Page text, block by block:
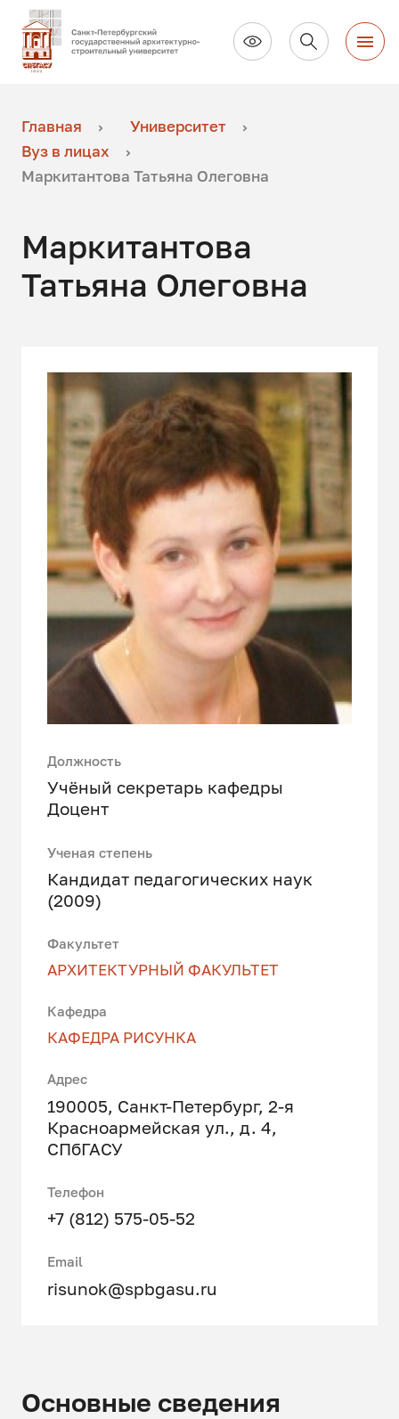
Главная
Университет
Вуз в лицах
Маркитантова Татьяна Олеговна
Маркитантова
Татьяна Олеговна
Должность
Учёный секретарь кафедры
Доцент
Ученая степень
Кандидат педагогических наук
(2009)
Факультет
АРХИТЕКТУРНЫЙ ФАКУЛЬТЕТ
Кафедра
КАФЕДРА РИСУНКА
Адрес
190005, Санкт-Петербург, 2-я
Красноармейская ул., д. 4,
СПбГАСУ
Телефон
+7 (812) 575-05-52
Email
risunok@spbgasu.ru
Основные сведения